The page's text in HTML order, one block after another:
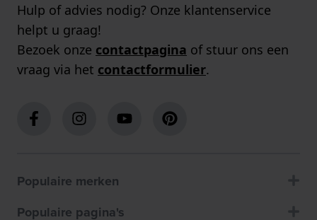
Hulp of advies nodig? Onze klantenservice
helpt u graag!
Bezoek onze contactpagina of stuur ons een
vraag via het contactformulier.
Populaire merken
Populaire pagina's